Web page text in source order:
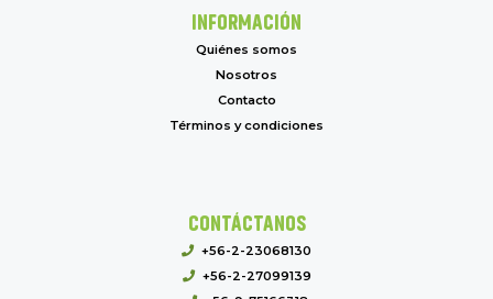
INFORMACIÓN
Quiénes somos
Nosotros
Contacto
Términos y condiciones
CONTÁCTANOS
+56-2-23068130
+56-2-27099139